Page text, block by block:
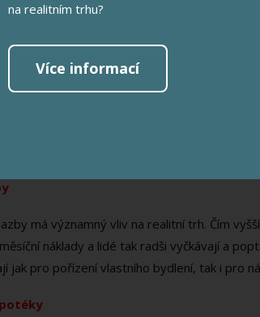
trhu říkáme "trh prodávajících" kdy
prostoru je Praha na špici
jsou pro domácnosti s mediánovými
o 15 procentních bodů nižší.
Index
jasně ukazuje, jak těžké je pro většinu lidí
má významný vliv na realitní trh. Čím
náklady a lidé tak radši vyčkávají a
jak pro pořízení vlastního bydlení, tak i pro
na realitním trhu?
Více informací